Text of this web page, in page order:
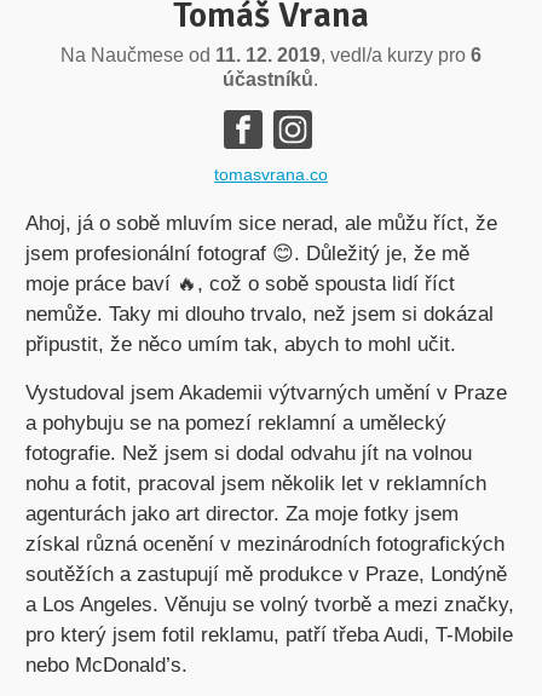
Tomáš Vrana
Na Naučmese od 11. 12. 2019, vedl/a kurzy pro 6
účastníků.
tomasvrana.co
Ahoj, já o sobě mluvím sice nerad, ale můžu říct, že
jsem profesionální fotograf 😊. Důležitý je, že mě
moje práce baví 🔥, což o sobě spousta lidí říct
nemůže. Taky mi dlouho trvalo, než jsem si dokázal
připustit, že něco umím tak, abych to mohl učit.
Vystudoval jsem Akademii výtvarných umění v Praze
a pohybuju se na pomezí reklamní a umělecký
fotografie. Než jsem si dodal odvahu jít na volnou
nohu a fotit, pracoval jsem několik let v reklamních
agenturách jako art director. Za moje fotky jsem
získal různá ocenění v mezinárodních fotografických
soutěžích a zastupují mě produkce v Praze, Londýně
a Los Angeles. Věnuju se volný tvorbě a mezi značky,
pro který jsem fotil reklamu, patří třeba Audi, T-Mobile
nebo McDonald’s.